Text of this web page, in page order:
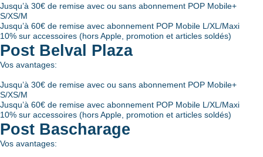
Jusqu’à 30€ de remise avec ou sans abonnement POP Mobile+
S/XS/M
Jusqu’à 60€ de remise avec abonnement POP Mobile L/XL/Maxi
10% sur accessoires (hors Apple, promotion et articles soldés)
Post Belval Plaza
Vos avantages:
Jusqu’à 30€ de remise avec ou sans abonnement POP Mobile+
S/XS/M
Jusqu’à 60€ de remise avec abonnement POP Mobile L/XL/Maxi
10% sur accessoires (hors Apple, promotion et articles soldés)
Post Bascharage
Vos avantages: